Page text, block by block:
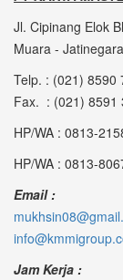
Jl. Cipinang Elok
Muara -
Telp. : (021) 8590
Fax. : (021) 8591
HP/WA : 0813-
HP/WA : 0813-
Email :
Jam Kerja :